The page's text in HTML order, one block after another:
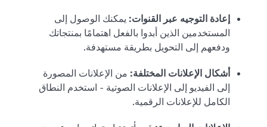
إعادة التوجيه عبر القنوات: يمكنك الوصول إلى
المستخدمين الذين أبدوا بالفعل اهتمامًا بمنتجاتك
ودفعهم إلى التحويل بطريقة مستهدفة.
أشكال الإعلانات المختلفة: من الإعلانات المصورة
إلى الفيديو إلى الإعلانات الصوتية - استخدم النطاق
الكامل للإعلانات الرقمية.